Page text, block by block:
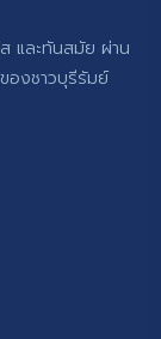
และทันสมัย ผ่าน
องชาวบุรีรัมย์